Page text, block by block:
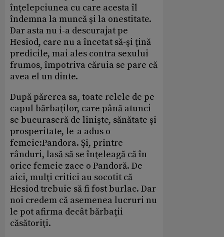
înţelepciunea cu care acesta îl
îndemna la muncă şi la onestitate.
Dar asta nu i-a descurajat pe
Hesiod, care nu a încetat să-şi ţină
predicile, mai ales contra sexului
frumos, împotriva căruia se pare că
avea el un dinte.
După părerea sa, toate relele de pe
capul bărbaţilor, care până atunci
se bucuraseră de linişte, sănătate şi
prosperitate, le-a adus o
femeie:Pandora. Şi, printre
rânduri, lasă să se înţeleagă că în
orice femeie zace o Pandoră. De
aici, mulţi critici au socotit că
Hesiod trebuie să fi fost burlac. Dar
noi credem că asemenea lucruri nu
le pot afirma decât bărbaţii
căsătoriţi.